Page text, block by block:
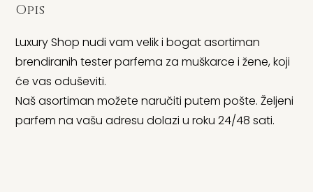
Opis
Luxury Shop nudi vam velik i bogat asortiman
brendiranih tester parfema za muškarce i žene, koji
će vas oduševiti.
Naš asortiman možete naručiti putem pošte. Željeni
parfem na vašu adresu dolazi u roku 24/48 sati.